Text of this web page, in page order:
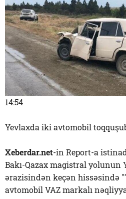
14:54
Yevlaxda iki avtomobil
Xeberdar.net-in Report-a
Bakı-Qazax magistral yolunun
ərazisindən keçən hissəsində
avtomobil VAZ markalı